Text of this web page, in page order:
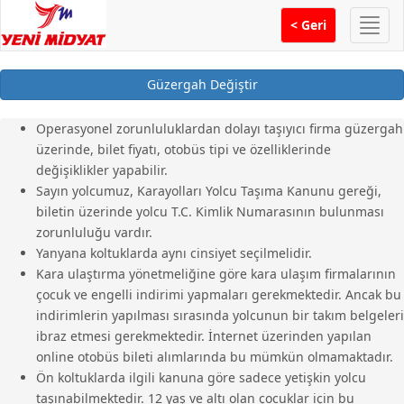
Menü
< Geri
Güzergah Değiştir
Operasyonel zorunluluklardan dolayı taşıyıcı firma güzergah
üzerinde, bilet fiyatı, otobüs tipi ve özelliklerinde
değişiklikler yapabilir.
Sayın yolcumuz, Karayolları Yolcu Taşıma Kanunu gereği,
biletin üzerinde yolcu T.C. Kimlik Numarasının bulunması
zorunluluğu vardır.
Yanyana koltuklarda aynı cinsiyet seçilmelidir.
Kara ulaştırma yönetmeliğine göre kara ulaşım firmalarının
çocuk ve engelli indirimi yapmaları gerekmektedir. Ancak bu
indirimlerin yapılması sırasında yolcunun bir takım belgeleri
ibraz etmesi gerekmektedir. İnternet üzerinden yapılan
online otobüs bileti alımlarında bu mümkün olmamaktadır.
Ön koltuklarda ilgili kanuna göre sadece yetişkin yolcu
taşınabilmektedir. 12 yaş ve altı olan çocuklar için bu